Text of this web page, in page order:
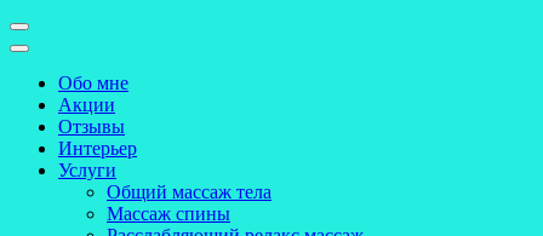
Обо мне
Акции
Отзывы
Интерьер
Услуги
Общий массаж тела
Массаж спины